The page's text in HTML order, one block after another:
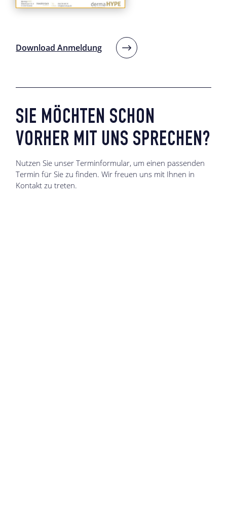
Download Anmeldung
SIE MÖCHTEN SCHON
VORHER MIT UNS SPRECHEN?
Nutzen Sie unser Terminformular, um einen passenden
Termin für Sie zu finden. Wir freuen uns mit Ihnen in
Kontakt zu treten.